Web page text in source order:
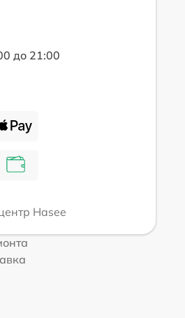
до 21:00
Hasee